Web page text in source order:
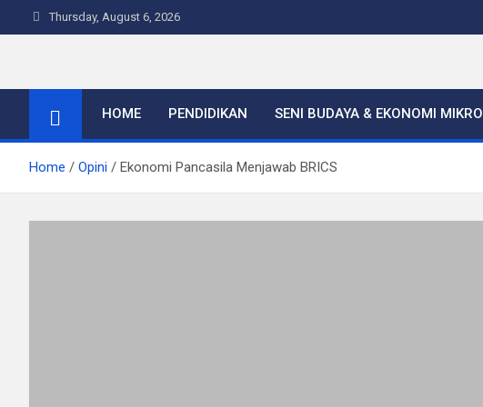
to
Thursday, August 6, 2026
Warta Indo
HOME PENDIDIKAN SENI BUDAYA & EKONOMI MIKRO
Home Opini Ekonomi Pancasila Menjawab BRICS